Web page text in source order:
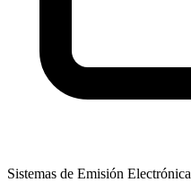
Sistemas de Emisión Electrónica